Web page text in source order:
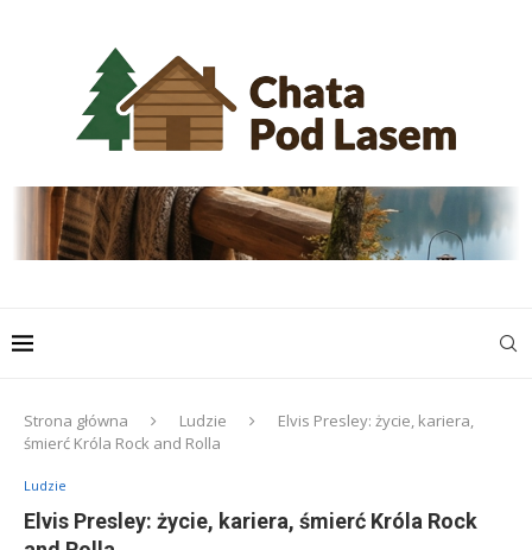
Strona główna Ludzie
Elvis Presley: życie, kariera,
śmierć Króla Rock and Rolla
Ludzie
Elvis Presley: życie, kariera, śmierć Króla Rock